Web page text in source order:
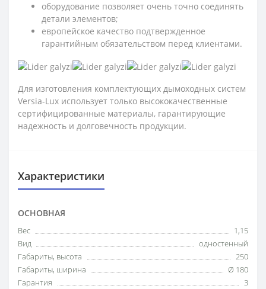
оборудование позволяет очень точно соединять
детали элементов;
европейское качество подтвержденное
гарантийным обязательством перед клиентами.
Для изготовления комплектующих дымоходных систем
Versia-Lux использует только высококачественные
сертифицированные материалы, гарантирующие
надежность и долговечность продукции.
Характеристики
ОСНОВНАЯ
Вес
1,15
Вид
одностенный
Габариты, высота
250
Габариты, ширина
Ø 180
Гарантия
3